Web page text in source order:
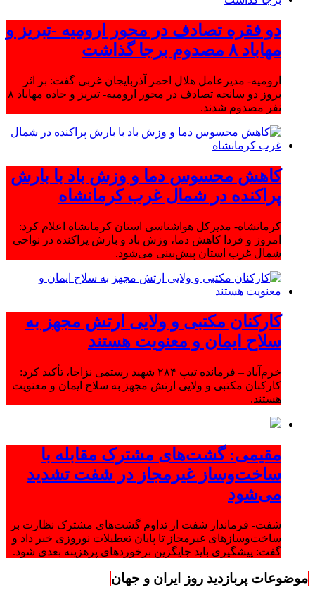
دو فقره تصادف در محور ارومیه -تبریز و
مهاباد ۸ مصدوم برجا گذاشت
ارومیه- مدیرعامل هلال احمر آذربایجان غربی گفت: بر اثر
بروز دو سانحه تصادف در محور ارومیه- تبریز و جاده مهاباد ۸
نفر مصدوم شدند.
کاهش محسوس دما و وزش باد با بارش
پراکنده در شمال غرب کرمانشاه
کرمانشاه- مدیرکل هواشناسی استان کرمانشاه اعلام کرد:
امروز و فردا کاهش دما، وزش باد و بارش پراکنده در نواحی
شمال غرب استان پیش‌بینی می‌شود.
کارکنان مکتبی و ولایی ارتش مجهز به
سلاح ایمان و معنویت هستند
خرم‌آباد – فرمانده تیپ ۲۸۴ شهید رستمی نزاجا، تأکید کرد:
کارکنان مکتبی و ولایی ارتش مجهز به سلاح ایمان و معنویت
هستند.
مقیمی: گشت‌های مشترک مقابله با
ساخت‌وساز غیرمجاز در شفت تشدید
می‌شود
شفت- فرماندار شفت از تداوم گشت‌های مشترک نظارت بر
ساخت‌وسازهای غیرمجاز تا پایان تعطیلات نوروزی خبر داد و
گفت: پیشگیری باید جایگزین برخوردهای پرهزینه بعدی شود.
موضوعات پربازدید روز ایران و جهان